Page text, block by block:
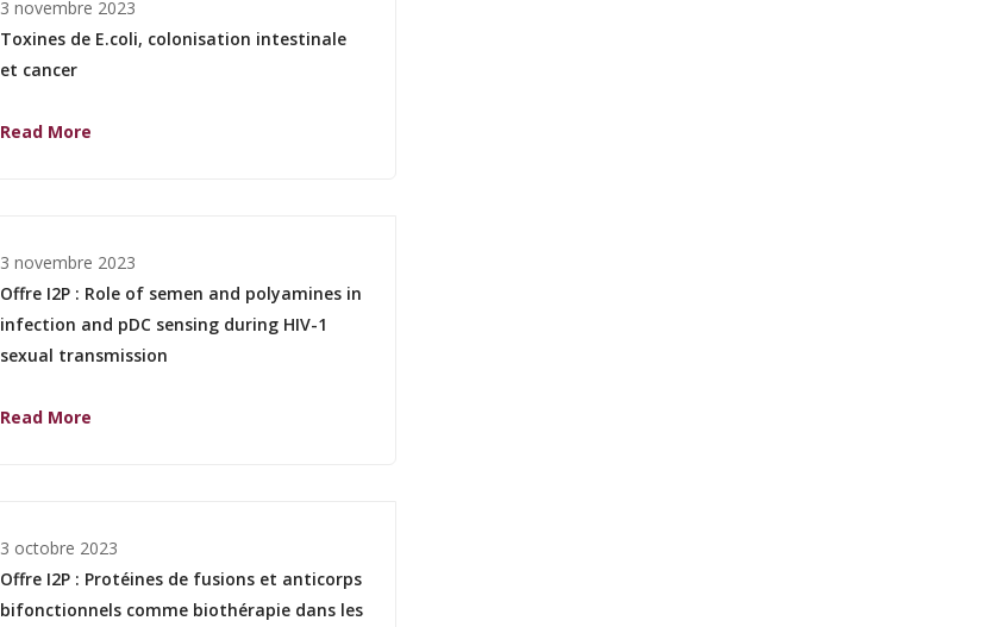
3 novembre 2023
Toxines de E.coli, colonisation intestinale
et cancer
Read More
3 novembre 2023
Offre I2P : Role of semen and polyamines in
infection and pDC sensing during HIV-1
sexual transmission
Read More
3 octobre 2023
Offre I2P : Protéines de fusions et anticorps
bifonctionnels comme biothérapie dans les